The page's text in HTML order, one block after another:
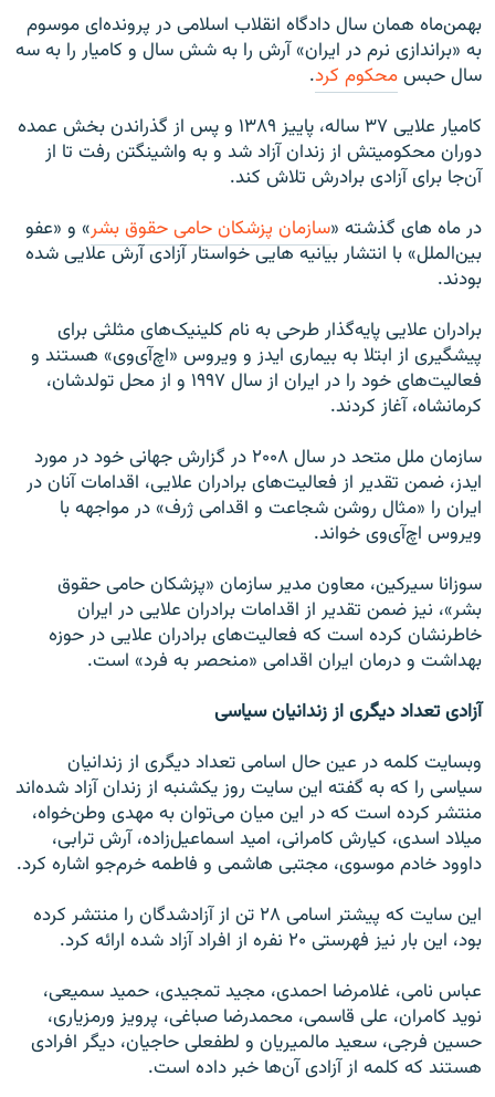
بهمن‌ماه همان سال دادگاه انقلاب اسلامی در پرونده‌ای موسوم
به «براندازی نرم در ایران» آرش را به شش سال و کامیار را به سه
سال حبسمحکوم کرد.
کامیار علایی ۳۷ ساله، پاییز ۱۳۸۹ و پس از گذراندن بخش عمده
دوران محکومیتش از زندان آزاد شد و به واشینگتن رفت تا از
آن‌جا برای آزادی برادرش تلاش‌ کند.
در ماه های گذشته «سازمان پزشکان حامی حقوق بشر» و «عفو
بین‌الملل» با انتشار بیانیه هایی خواستار آزادی آرش علایی شده
بودند.
برادران علايی پايه‌گذار طرحی به نام کلينيک‌های مثلثی برای
پيشگيری از ابتلا به بيماری ايدز و ويروس «اچ‌آی‌وی» هستند و
فعالیت‌های خود را در ایران از سال ۱۹۹۷ و از محل تولدشان،
کرمانشاه، آغاز کردند.
سازمان ملل متحد در سال ۲۰۰۸ در گزارش جهانی خود در مورد
ایدز، ضمن تقدیر از فعالیت‌های برادران علایی، اقدامات آنان در
ایران را «مثال روشن شجاعت و اقدامی ژرف» در مواجهه با
ویروس اچ‌آی‌وی خواند.
سوزانا سیرکین، معاون مدیر سازمان «پزشکان حامی حقوق
بشر»، نیز ضمن تقدیر از اقدامات برادران علایی در ایران
خاطرنشان کرده است که فعالیت‌های برادران علایی در حوزه
بهداشت و درمان ایران اقدامی «منحصر به فرد» است.
آزادی تعداد دیگری از زندانیان سیاسی
وبسایت کلمه در عین حال اسامی تعداد دیگری از زندانیان
سیاسی را که به گفته این سایت روز یکشنبه از زندان آزاد شده‌اند
منتشر کرده است که در این میان می‌توان به مهدی وطن‌خواه،
میلاد اسدی، کیارش کامرانی، امید اسماعیل‌زاده، آرش ترابی،
داوود خادم موسوی، مجتبی هاشمی و فاطمه خرم‌جو اشاره کرد.
این سایت که پیشتر اسامی ۲۸ تن از آزاد‌شدگان را منتشر کرده
بود، این بار نیز فهرستی ۲۰ نفره از افراد آزاد شده ارائه کرد.
عباس نامی، غلامرضا احمدی، مجید تمجیدی، حمید سمیعی،
نوید کامران، علی قاسمی، محمدرضا صباغی، پرویز ورمزیاری،
حسین فرجی، سعید مالمیریان و لطفعلی حاجیان، دیگر افرادی
هستند که کلمه از آزادی آن‌ها خبر داده است.